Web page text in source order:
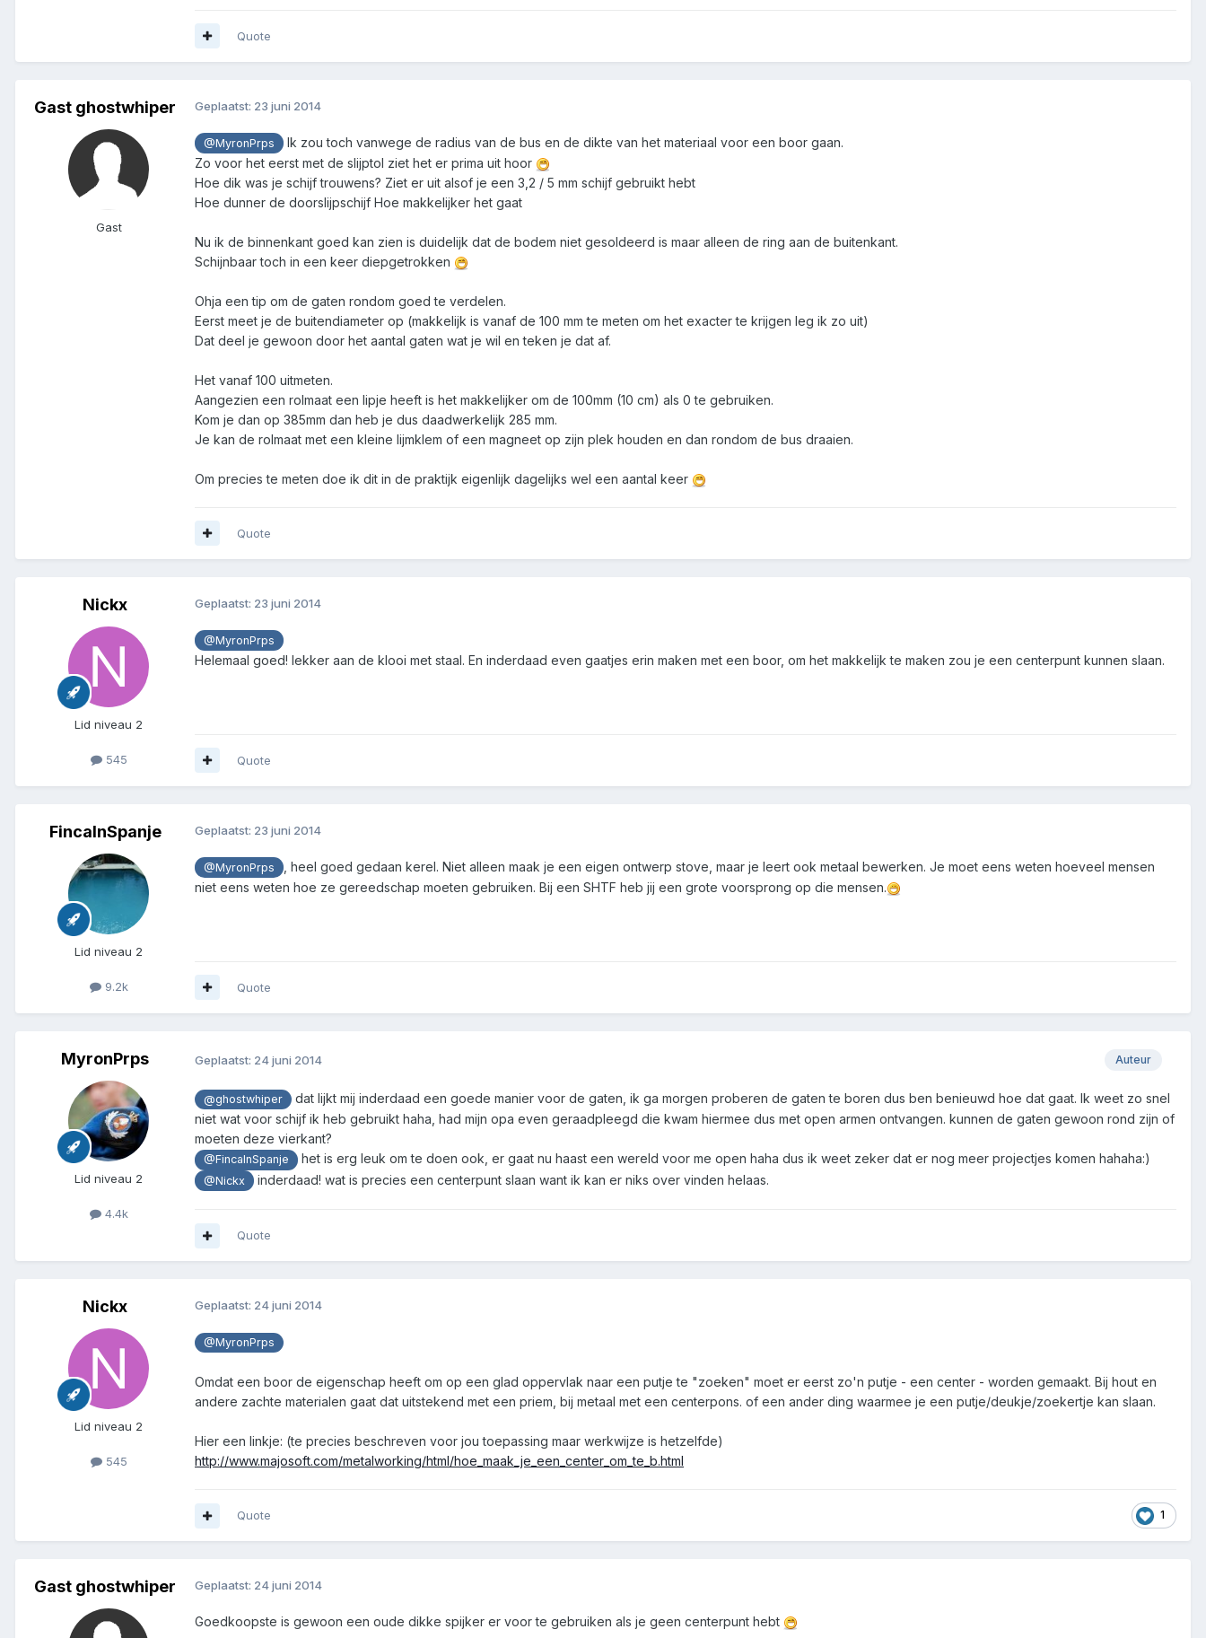
Quote
Gast ghostwhiper
Gast
Geplaatst: 23 juni 2014
@MyronPrps
Ik zou toch vanwege de radius van de bus en de dikte van het materiaal voor een boor gaan.
Zo voor het eerst met de slijptol ziet het er prima uit hoor
Hoe dik was je schijf trouwens? Ziet er uit alsof je een 3,2 / 5 mm schijf gebruikt hebt
Hoe dunner de doorslijpschijf Hoe makkelijker het gaat
Nu ik de binnenkant goed kan zien is duidelijk dat de bodem niet gesoldeerd is maar alleen de ring aan de buitenkant.
Schijnbaar toch in een keer diepgetrokken
Ohja een tip om de gaten rondom goed te verdelen.
Eerst meet je de buitendiameter op (makkelijk is vanaf de 100 mm te meten om het exacter te krijgen leg ik zo uit)
Dat deel je gewoon door het aantal gaten wat je wil en teken je dat af.
Het vanaf 100 uitmeten.
Aangezien een rolmaat een lipje heeft is het makkelijker om de 100mm (10 cm) als 0 te gebruiken.
Kom je dan op 385mm dan heb je dus daadwerkelijk 285 mm.
Je kan de rolmaat met een kleine lijmklem of een magneet op zijn plek houden en dan rondom de bus draaien.
Om precies te meten doe ik dit in de praktijk eigenlijk dagelijks wel een aantal keer
Quote
Nickx
Lid niveau 2
545
Geplaatst: 23 juni 2014
@MyronPrps
Helemaal goed! lekker aan de klooi met staal. En inderdaad even gaatjes erin maken met een boor, om het makkelijk te maken zou je een centerpunt kunnen slaan.
Quote
FincaInSpanje
Lid niveau 2
9.2k
Geplaatst: 23 juni 2014
@MyronPrps
, heel goed gedaan kerel. Niet alleen maak je een eigen ontwerp stove, maar je leert ook metaal bewerken. Je moet eens weten hoeveel mensen
niet eens weten hoe ze gereedschap moeten gebruiken. Bij een SHTF heb jij een grote voorsprong op die mensen.
Quote
MyronPrps
Lid niveau 2
4.4k
Auteur
Geplaatst: 24 juni 2014
@ghostwhiper
dat lijkt mij inderdaad een goede manier voor de gaten, ik ga morgen proberen de gaten te boren dus ben benieuwd hoe dat gaat. Ik weet zo snel
niet wat voor schijf ik heb gebruikt haha, had mijn opa even geraadpleegd die kwam hiermee dus met open armen ontvangen. kunnen de gaten gewoon rond zijn of
moeten deze vierkant?
@FincaInSpanje het is erg leuk om te doen ook, er gaat nu haast een wereld voor me open haha dus ik weet zeker dat er nog meer projectjes komen hahaha:)
@Nickx inderdaad! wat is precies een centerpunt slaan want ik kan er niks over vinden helaas.
Quote
Nickx
Lid niveau 2
545
Geplaatst: 24 juni 2014
@MyronPrps
Omdat een boor de eigenschap heeft om op een glad oppervlak naar een putje te "zoeken" moet er eerst zo'n putje - een center - worden gemaakt. Bij hout en
andere zachte materialen gaat dat uitstekend met een priem, bij metaal met een centerpons. of een ander ding waarmee je een putje/deukje/zoekertje kan slaan.
Hier een linkje: (te precies beschreven voor jou toepassing maar werkwijze is hetzelfde)
http://www.majosoft.com/metalworking/html/hoe_maak_je_een_center_om_te_b.html
1
Quote
Gast ghostwhiper Geplaatst: 24 juni 2014
Goedkoopste is gewoon een oude dikke spijker er voor te gebruiken als je geen centerpunt hebt